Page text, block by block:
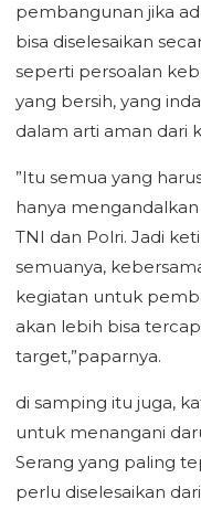
pembangunan jika
bisa diselesaikan
seperti persoalan
yang bersih, yang
dalam arti aman dari
”Itu semua yang
hanya
TNI dan Polri. Jadi
semuanya,
kegiatan untuk
akan lebih bisa
target,”paparnya.
di samping itu juga,
untuk menangani
Serang yang paling
perlu diselesaikan